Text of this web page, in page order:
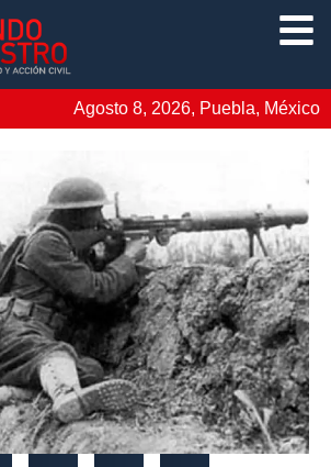
Agosto 8, 2026, Puebla, México